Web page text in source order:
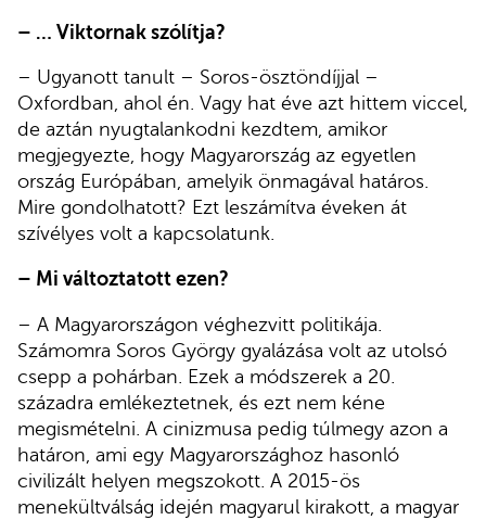
– … Viktornak szólítja?
– Ugyanott tanult – Soros-ösztöndíjjal –
Oxfordban, ahol én. Vagy hat éve azt hittem viccel,
de aztán nyugtalankodni kezdtem, amikor
megjegyezte, hogy Magyarország az egyetlen
ország Európában, amelyik önmagával határos.
Mire gondolhatott? Ezt leszámítva éveken át
szívélyes volt a kapcsolatunk.
– Mi változtatott ezen?
– A Magyarországon véghezvitt politikája.
Számomra Soros György gyalázása volt az utolsó
csepp a pohárban. Ezek a módszerek a 20.
századra emlékeztetnek, és ezt nem kéne
megismételni. A cinizmusa pedig túlmegy azon a
határon, ami egy Magyarországhoz hasonló
civilizált helyen megszokott. A 2015-ös
menekültválság idején magyarul kirakott, a magyar